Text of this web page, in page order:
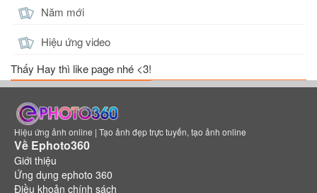
Năm mới
Hiệu ứng video
Thấy Hay thì like page nhé <3!
Hiệu ứng ảnh online | Tạo ảnh đẹp trực tuyến, tạo ảnh online
Về Ephoto360
Giới thiệu
Ứng dụng ephoto 360
Điều khoản chính sách